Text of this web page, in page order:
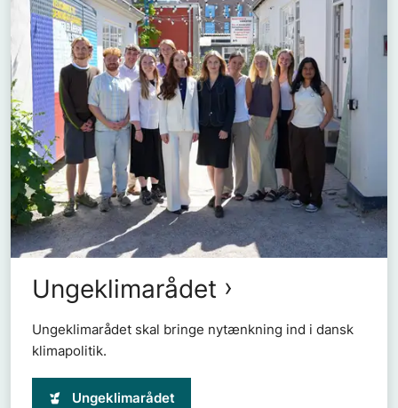
Ungeklimarådet
Ungeklimarådet skal bringe nytænkning ind i dansk
klimapolitik.
Ungeklimarådet